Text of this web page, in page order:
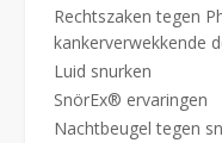
Rechtszaken tegen
kankerverwekkende
Luid snurken
SnörEx® ervaringen
Nachtbeugel tegen